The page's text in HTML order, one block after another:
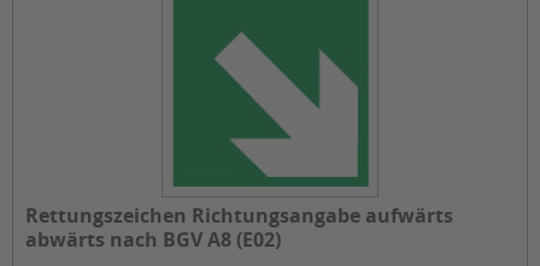
Rettungszeichen Richtungsangabe aufwärts
abwärts nach BGV A8 (E02)